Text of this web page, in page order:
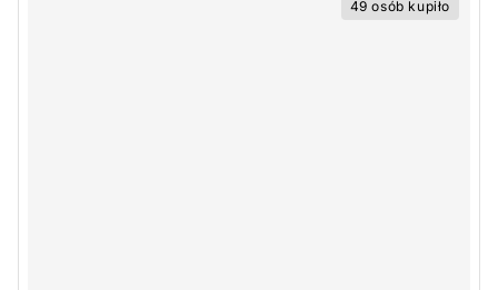
49 osób kupiło